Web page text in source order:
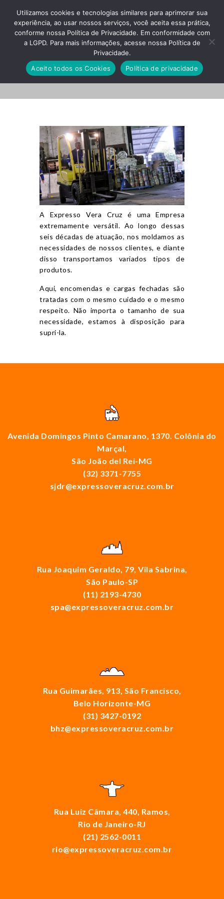
Modalidades
A Expresso Vera Cruz é uma Empresa
extremamente versátil. Ao longo dessas
seis décadas de atuação, nos moldamos as
necessidades de nossos clientes, e diante
disso transportamos variados tipos de
produtos.
Aqui, encomendas e cargas fechadas são
tratadas com o mesmo cuidado e o mesmo
respeito. Não importa o tamanho de sua
necessidade, estamos à disposição para
supri-la.
Avenida Domingos Pinto Camarano, 1370. Colônia do
Marçal,
São João del Rei-MG
(32) 3371-7755
sjdr@expressoveracruz.com.br
Rua Joaquim Geraldo, 79, Vila Sabrina,
São Paulo-SP
(11) 2193-4730
spa@expressoveracruz.com.br
Rua Guimarães, 913, São Francisco,
Belo Horizonte-MG
(31) 3427-0192
bhz@expressoveracruz.com.br
Rua Luiz Câmara, 440, Ramos,
Rio de Janeiro-RJ
(21) 2562-0011
rio@expressoveracruz.com.br
Utilizamos cookies e tecnologias similares para aprimorar sua
experiência, ao usar nossos serviços, você aceita essa prática,
conforme nossa Política de Privacidade. Em conformidade com
a LGPD. Para mais informações, acesse nossa Política de
Privacidade.
Aceito todos os Cookies
Política de privacidade